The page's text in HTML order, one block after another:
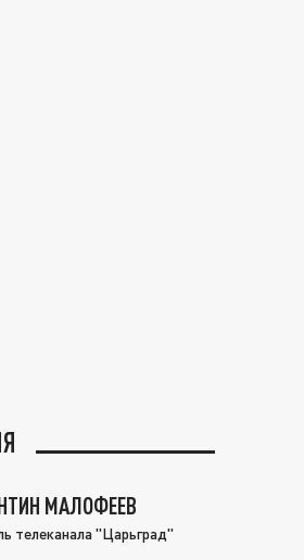
МАЛОФЕЕВ
телеканала "Царьград"